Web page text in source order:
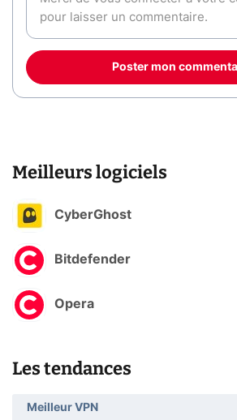
Poster mon
Meilleurs logiciels
CyberGhost
Bitdefender
Opera
Les tendances
Meilleur VPN